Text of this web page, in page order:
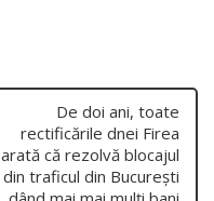
De doi ani, toate
rectificările dnei Firea
arată că rezolvă blocajul
din traficul din București